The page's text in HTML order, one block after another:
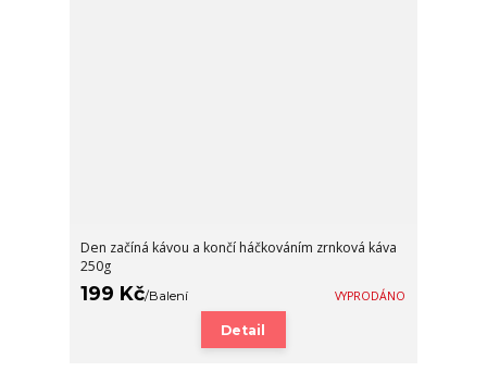
Den začíná kávou a končí háčkováním zrnková káva
250g
199 Kč/Balení VYPRODÁNO
Detail